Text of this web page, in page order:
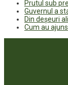
Prutul sub
Guvernul a
Din deșeuri
Cum au